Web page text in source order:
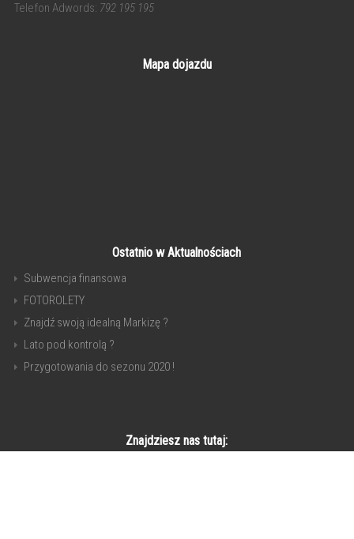
Telefon Adwords: 792 195 195
Mapa dojazdu
Ostatnio w Aktualnościach
Subwencja finansowa
FOTOROLETY
Znajdź swoją idealną Markizę ?
Lato pod kontrolą ?
Przygotowania do sezonu 2020 !
Znajdziesz nas tutaj: